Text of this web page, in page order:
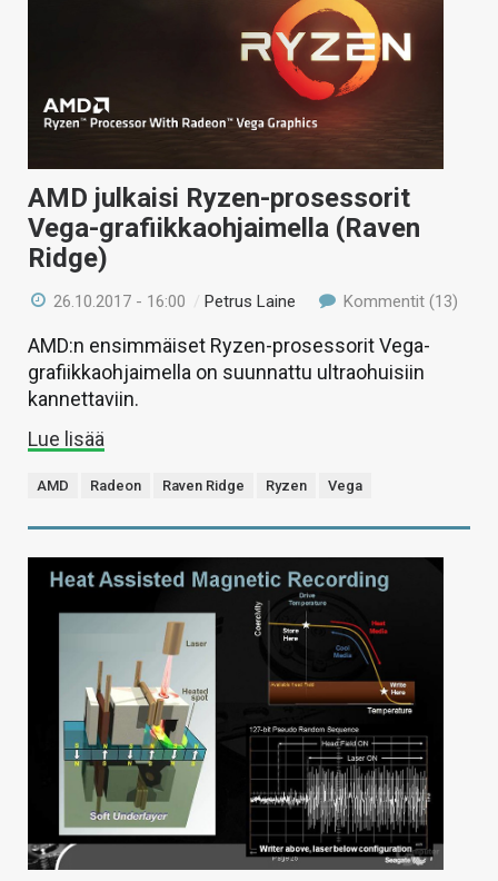
AMD julkaisi Ryzen-prosessorit
Vega-grafiikkaohjaimella (Raven
Ridge)
26.10.2017 - 16:00 / Petrus Laine Kommentit (13)
AMD:n ensimmäiset Ryzen-prosessorit Vega-
grafiikkaohjaimella on suunnattu ultraohuisiin
kannettaviin.
Lue lisää
AMD Radeon Raven Ridge Ryzen Vega